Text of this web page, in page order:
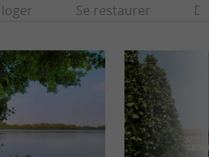
loger Se restaurer